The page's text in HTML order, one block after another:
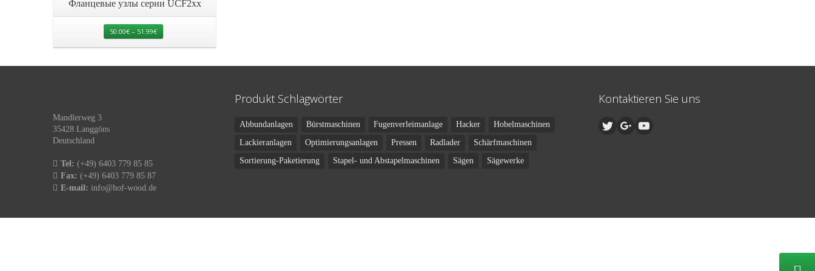
Фланцевые узлы серии UCF2xx
50.00€– 51.99€
Mandlerweg 3
35428 Langgöns
Deutschland
Tel: (+49) 6403 779 85 85
Fax: (+49) 6403 779 85 87
E-mail: info@hof-wood.de
Produkt Schlagwörter
Abbundanlagen Bürstmaschinen Fugenverleimanlage Hacker
Hobelmaschinen
Lackieranlagen
Optimierungsanlagen Pressen Radlader
Schärfmaschinen
Sortierung-Paketierung
Stapel- und Abstapelmaschinen Sägen Sägewerke
Kontaktieren Sie uns